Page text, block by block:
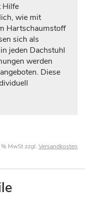
Hilfe
wie mit
Hartschaumstoff
sich als
jeden Dachstuhl
werden
Diese
MwSt zzgl. Versandkosten